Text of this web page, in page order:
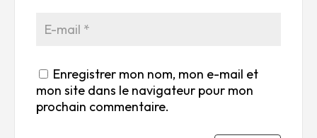
Enregistrer mon nom, mon e-mail et
mon site dans le navigateur pour mon
prochain commentaire.